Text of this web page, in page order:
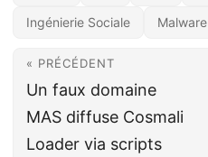
Ingénierie Sociale Malware
« PRÉCÉDENT
Un faux domaine
MAS diffuse Cosmali
Loader via scripts